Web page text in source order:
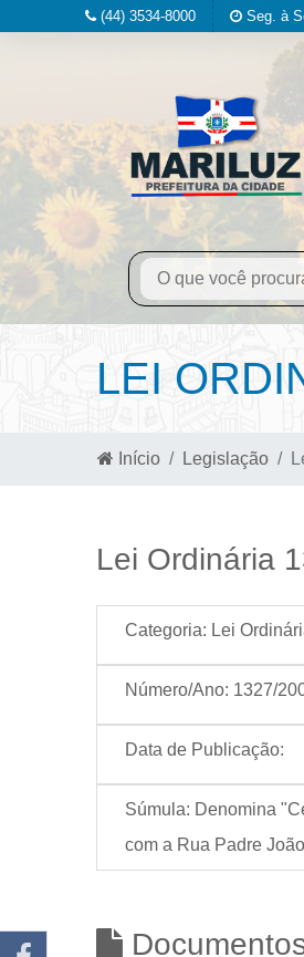
(44) 3534-8000 Seg. à
LEI
Início Legislação
Lei Ordinária
Categoria: Lei
Número/Ano: 1327/
Data de Publicação:
Súmula: Denomina
com a Rua Padre